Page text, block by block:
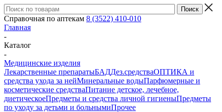
Справочная по аптекам 8 (3522) 410-010
Главная
-
Каталог
-
Медицинские изделия
Лекарственные препаратыБАДДез.средстваОПТИКА и
средства ухода за нейМинеральные водыПарфюмерные и
косметические средстваПитание детское, лечебное,
диетическоеПредметы и средства личной гигиеныПредметы
по уходу за детьми и больнымиПрочее